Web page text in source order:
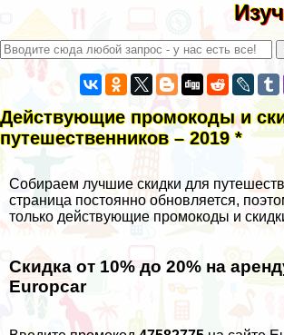
Действующие промокоды и
путешественников – 2019 *
Собираем лучшие скидки для
страница постоянно обновляется,
только действующие промокоды и
Скидка от 10% до 20% на
Europcar